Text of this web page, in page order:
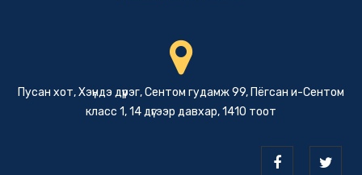
Пусан хот, Хэүндэ дүүрэг, Сентом гудамж 99, Пёгсан и-Сентом
класс 1, 14 дүгээр давхар, 1410 тоот